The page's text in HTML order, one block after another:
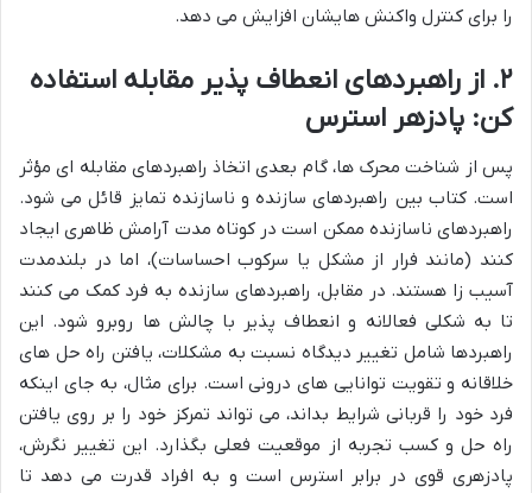
را برای کنترل واکنش هایشان افزایش می دهد.
۲. از راهبردهای انعطاف پذیر مقابله استفاده
کن: پادزهر استرس
پس از شناخت محرک ها، گام بعدی اتخاذ راهبردهای مقابله ای مؤثر
است. کتاب بین راهبردهای سازنده و ناسازنده تمایز قائل می شود.
راهبردهای ناسازنده ممکن است در کوتاه مدت آرامش ظاهری ایجاد
کنند (مانند فرار از مشکل یا سرکوب احساسات)، اما در بلندمدت
آسیب زا هستند. در مقابل، راهبردهای سازنده به فرد کمک می کنند
تا به شکلی فعالانه و انعطاف پذیر با چالش ها روبرو شود. این
راهبردها شامل تغییر دیدگاه نسبت به مشکلات، یافتن راه حل های
خلاقانه و تقویت توانایی های درونی است. برای مثال، به جای اینکه
فرد خود را قربانی شرایط بداند، می تواند تمرکز خود را بر روی یافتن
راه حل و کسب تجربه از موقعیت فعلی بگذارد. این تغییر نگرش،
پادزهری قوی در برابر استرس است و به افراد قدرت می دهد تا